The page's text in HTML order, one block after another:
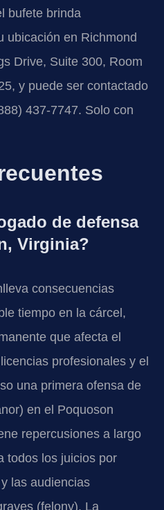
bufete brinda
ubicación en Richmond
Drive, Suite 300, Room
y puede ser contactado
437-7747. Solo con
de defensa
Virginia?
consecuencias
tiempo en la cárcel,
que afecta el
profesionales y el
una primera ofensa de
en el Poquoson
repercusiones a largo
todos los juicios por
las audiencias
(felony). La